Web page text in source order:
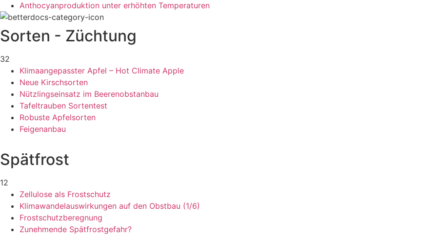
Anthocyanproduktion unter erhöhten Temperaturen
Sorten - Züchtung
32
Klimaangepasster Apfel – Hot Climate Apple
Neue Kirschsorten
Nützlingseinsatz im Beerenobstanbau
Tafeltrauben Sortentest
Robuste Apfelsorten
Feigenanbau
Spätfrost
12
Zellulose als Frostschutz
Klimawandelauswirkungen auf den Obstbau (1/6)
Frostschutzberegnung
Zunehmende Spätfrostgefahr?